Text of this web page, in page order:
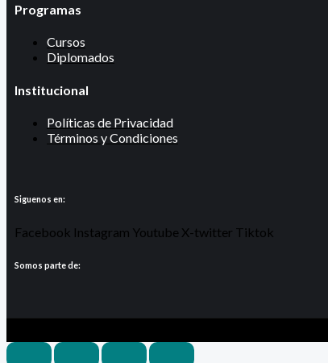
Programas
Cursos
Diplomados
Institucional
Políticas de Privacidad
Términos y Condiciones
Siguenos en:
Facebook Instagram Youtube X-twitter Tiktok
Somos parte de: